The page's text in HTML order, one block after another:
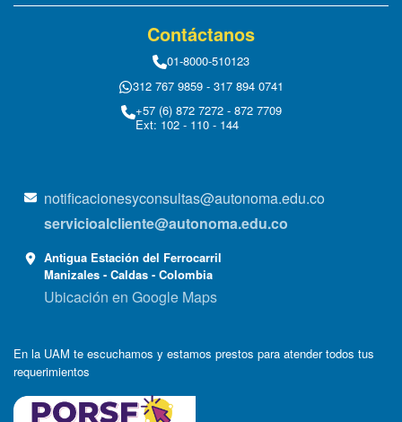
Contáctanos
01-8000-510123
312 767 9859 - 317 894 0741
+57 (6) 872 7272 - 872 7709
Ext: 102 - 110 - 144
notificacionesyconsultas@autonoma.edu.co
servicioalcliente@autonoma.edu.co
Antigua Estación del Ferrocarril
Manizales - Caldas - Colombia
Ubicación en Google Maps
En la UAM te escuchamos y estamos prestos para atender todos tus
requerimientos